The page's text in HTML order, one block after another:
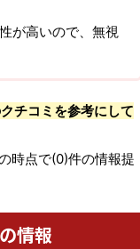
が高いので、無視
チコミを参考にして
時点で(0)件の情報提
情報